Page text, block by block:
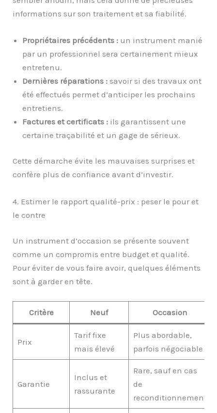
informations sur son traitement et sa fiabilité.
Propriétaires précédents : un instrument manié
par un professionnel sera certainement mieux
entretenu.
Dernières réparations : savoir si des travaux ont
été effectués permet d’anticiper les prochains
entretiens.
Factures et certificats : ils garantissent une
certaine traçabilité et un gage de sérieux.
Cette démarche évite les mauvaises surprises et
confère plus de confiance avant d’investir.
4. Estimer le rapport qualité-prix : peser le pour et
le contre
Un instrument d’occasion se présente souvent
comme un compromis entre budget et qualité.
Pour éviter de vous faire avoir, quelques éléments
sont à garder en tête.
Critère Neuf Occasion
Prix
Tarif fixe
mais élevé
Plus abordable,
parfois négociable
Garantie
Inclus et
rassurante
Rare, sauf en cas
de
reconditionnement